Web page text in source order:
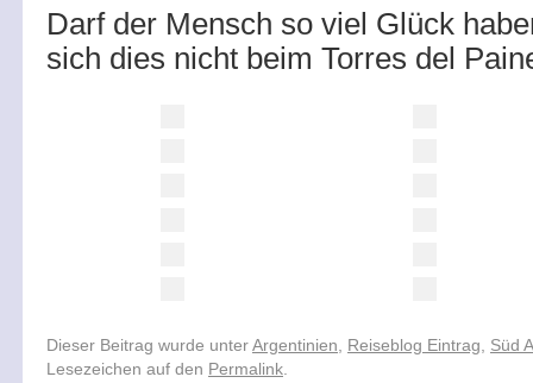
Darf der Mensch so viel Glück
sich dies nicht beim Torres del
Dieser Beitrag wurde unterArgentinien Reiseblog Eintrag
Süd
Lesezeichen auf den Permalink